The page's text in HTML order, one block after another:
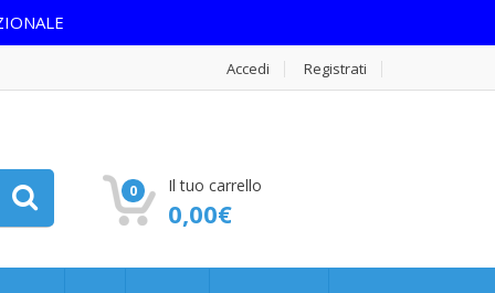
Accedi Registrati
0 Il tuo carrello
0,00€